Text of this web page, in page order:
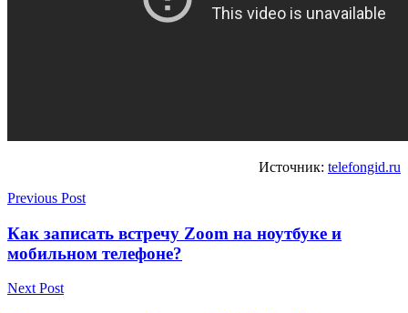
Источник: telefongid.ru
Previous Post
Как записать встречу Zoom на ноутбуке и
мобильном телефоне?
Next Post